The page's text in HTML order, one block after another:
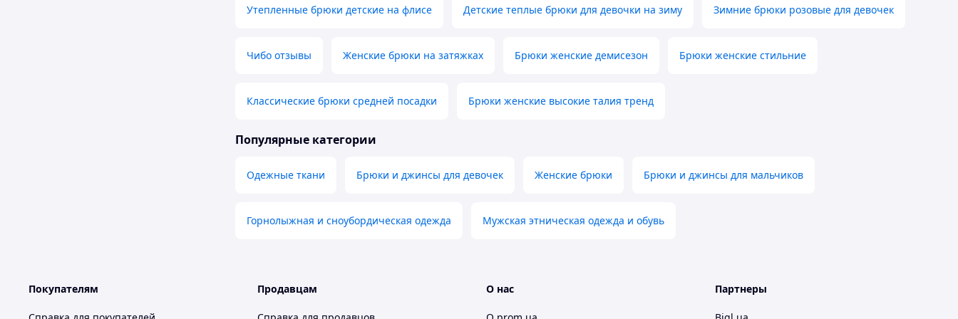
Утепленные брюки детские на флисе Детские теплые брюки для девочки на зиму Зимние брюки розовые для девочек
Чибо отзывы Женские брюки на затяжках Брюки женские демисезон Брюки женские стильние
Классические брюки средней посадки Брюки женские высокие талия тренд
Популярные категории
Одежные ткани Брюки и джинсы для девочек Женские брюки Брюки и джинсы для мальчиков
Горнолыжная и сноубордическая одежда Мужская этническая одежда и обувь
Покупателям Продавцам О нас Партнеры